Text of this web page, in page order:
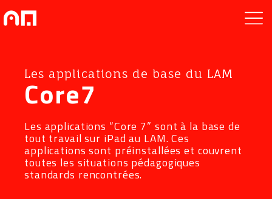
Les applications de base du LAM
Core7
Les applications “Core 7” sont à la base de
tout travail sur iPad au LAM. Ces
applications sont préinstallées et couvrent
toutes les situations pédagogiques
standards rencontrées.